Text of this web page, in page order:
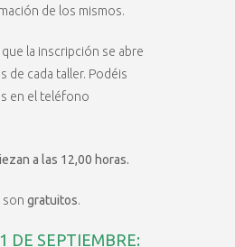
de los mismos.
la inscripción se abre
de cada taller. Podéis
en el teléfono
a las 12,00 horas.
son gratuitos.
DE SEPTIEMBRE: